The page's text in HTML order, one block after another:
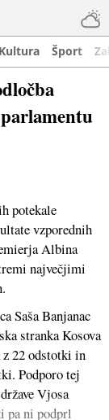
Kultura Šport
potekale
vzporednih
Albina
največjimi
Saša Banjanac
stranka Kosova
z 22 odstotki in
Podporo tej
Vjosa
pa ni podprl